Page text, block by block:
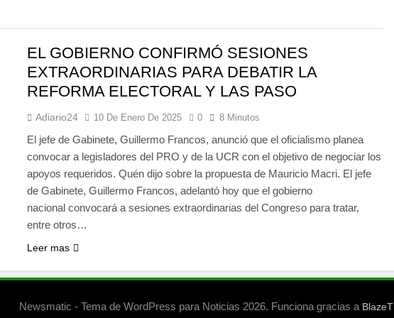
EL GOBIERNO CONFIRMÓ SESIONES
EXTRAORDINARIAS PARA DEBATIR LA
REFORMA ELECTORAL Y LAS PASO
Adiario24 10 De Enero De 2025 0 8 Minutos
El jefe de Gabinete, Guillermo Francos, anunció que el oficialismo planea
convocar a legisladores del PRO y de la UCR con el objetivo de negociar los
apoyos requeridos. Quén dijo sobre la propuesta de Mauricio Macri. El jefe
de Gabinete, Guillermo Francos, adelantó hoy que el gobierno
nacional convocará a sesiones extraordinarias del Congreso para tratar,
entre otros…
Leer mas
Newsmatic - Tema de WordPress para Noticias 2026. Funciona gracias a